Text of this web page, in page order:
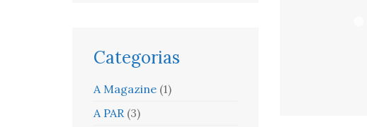
Categorias
A Magazine (1)
A PAR (3)